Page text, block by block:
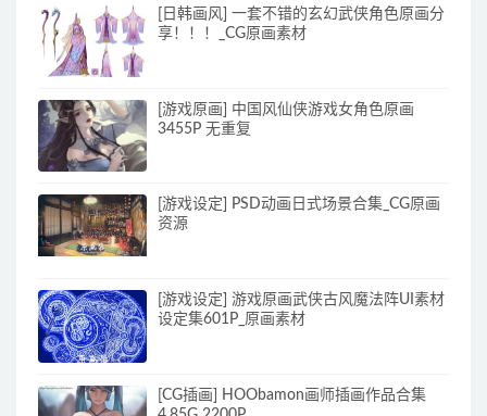
[日韩画风] 一套不错的玄幻武侠角色原画分
享！！！_CG原画素材
[游戏原画] 中国风仙侠游戏女角色原画
3455P 无重复
[游戏设定] PSD动画日式场景合集_CG原画
资源
[游戏设定] 游戏原画武侠古风魔法阵UI素材
设定集601P_原画素材
[CG插画] HOObamon画师插画作品合集